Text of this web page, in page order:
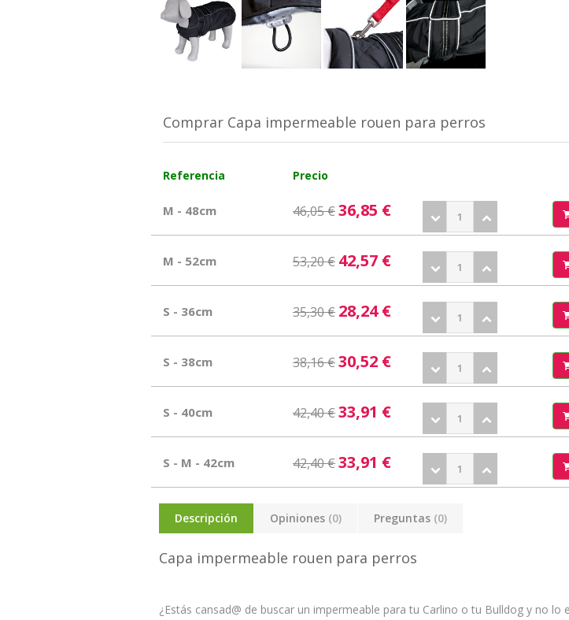
Comprar Capa impermeable rouen para perros
Referencia Precio
M - 48cm 46,05 €36,85 €
M - 52cm 53,20 € 42,57 €
S - 36cm 35,30 € 28,24 €
S - 38cm 38,16 €30,52 €
S - 40cm 42,40 €33,91 €
S - M - 42cm 42,40 €33,91 €
Descripción Opiniones (0) Preguntas (0)
Capa impermeable rouen para perros
¿Estás cansad@ de buscar un impermeable para tu Carlino o tu Bulldog y no lo